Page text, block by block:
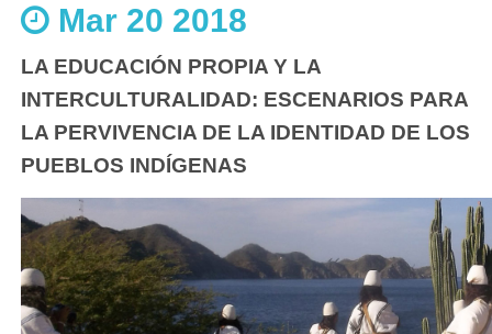
Mar 20 2018
LA EDUCACIÓN PROPIA Y LA
INTERCULTURALIDAD: ESCENARIOS PARA
LA PERVIVENCIA DE LA IDENTIDAD DE LOS
PUEBLOS INDÍGENAS